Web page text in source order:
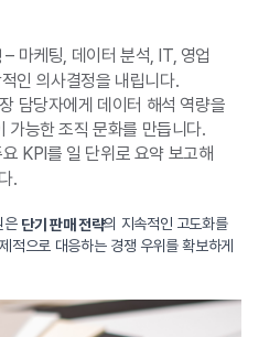
– 마케팅, 데이터 분석, IT, 영업
인 의사결정을 내립니다.
담당자에게 데이터 해석 역량을
가능한 조직 문화를 만듭니다.
KPI를 일 단위로 요약 보고해
.
은 단기 판매 전략의 지속적인 고도화를
적으로 대응하는 경쟁 우위를 확보하게